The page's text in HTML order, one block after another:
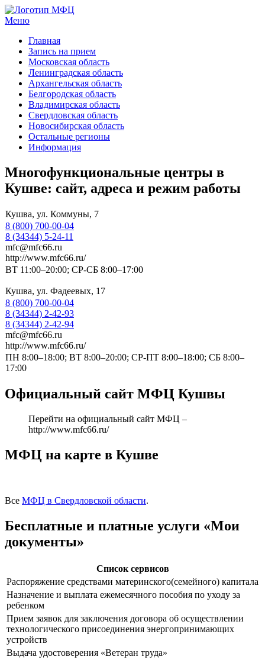
Меню
Главная
Запись на прием
Московская область
Ленинградская область
Архангельская область
Белгородская область
Владимирская область
Свердловская область
Новосибирская область
Остальные регионы
Информация
Многофункциональные центры в
Кушве: сайт, адреса и режим работы
Кушва, ул. Коммуны, 7
8 (800) 700-00-04
8 (34344) 5-24-11
mfc@mfc66.ru
http://www.mfc66.ru/
ВТ 11:00–20:00; СР-СБ 8:00–17:00
Кушва, ул. Фадеевых, 17
8 (800) 700-00-04
8 (34344) 2-42-93
8 (34344) 2-42-94
mfc@mfc66.ru
http://www.mfc66.ru/
ПН 8:00–18:00; ВТ 8:00–20:00; СР-ПТ 8:00–18:00; СБ 8:00–
17:00
Официальный сайт МФЦ Кушвы
Перейти на официальный сайт МФЦ –
http://www.mfc66.ru/
МФЦ на карте в Кушве
Все МФЦ в Свердловской области.
Бесплатные и платные услуги «Мои
документы»
Список сервисов
Распоряжение средствами материнского(семейного) капитала
Назначение и выплата ежемесячного пособия по уходу за
ребенком
Прием заявок для заключения договора об осуществлении
технологического присоединения энергопринимающих
устройств
Выдача удостоверения «Ветеран труда»